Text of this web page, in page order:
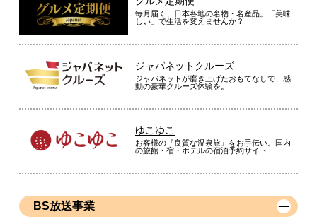
毎月届く、日本各地の名物・名産品。「美味
しい」で生活を変えませんか？
ジャパネットクルーズ
ジャパネットが磨き上げたおもてなしで、感
動の豪華クルーズ体験を。
ゆこゆこ
お客様の『良質な温泉旅』をお手伝い。国内
の旅館・宿・ホテルの宿泊予約サイト
BS放送事業